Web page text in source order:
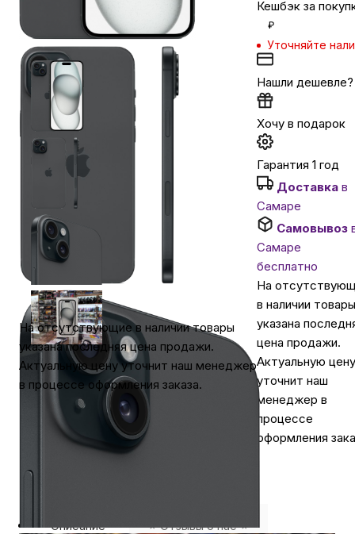
Подарочные сертификаты
На отсутствующие в наличии товары
указана последняя цена продажи.
Актуальную цену уточнит наш менеджер
в процессе оформления заказа.
Кешбэк за
₽
Уточняйте
Нашли дешевле?
Хочу в подарок
Гарантия 1 год
Доставка в
Самаре
Самовывоз
Самаре
бесплатно
На
в наличии товары
указана
цена продажи.
Актуальную цену
уточнит наш
менеджер в
процессе
оформления
Описание ⭐️ Отзывы о нас ⭐️